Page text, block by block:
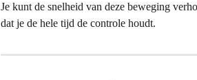
Je kunt de snelheid van deze beweging
dat je de hele tijd de controle houdt.